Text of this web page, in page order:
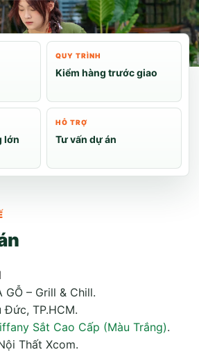
QUY TRÌNH
Kiểm hàng trước giao
lớn
HỖ TRỢ
Tư vấn dự án
GỖ – Grill & Chill.
Đức, TP.HCM.
Sắt Cao Cấp (Màu Trắng).
Thất Xcom.